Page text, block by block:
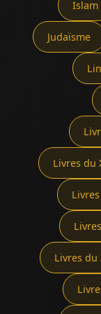
Islam
Judaïsme
Livres du
Livres du